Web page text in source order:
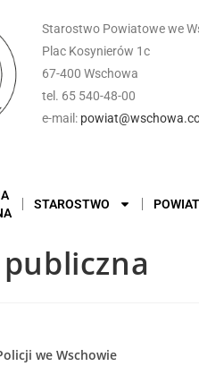
Starostwo Powiatowe we
Plac Kosynierów 1c
67-400 Wschowa
tel. 65 540-48-00
e-mail:
STAROSTWO POWIAT
we Wschowie